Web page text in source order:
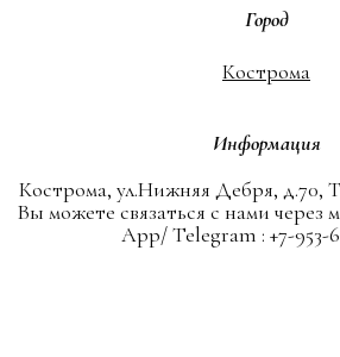
Город
Кострома
Информация
Кострома, ул.Нижняя Дебря, д.70,
Вы можете связаться с нами через
App/ Telegram : +7-953-